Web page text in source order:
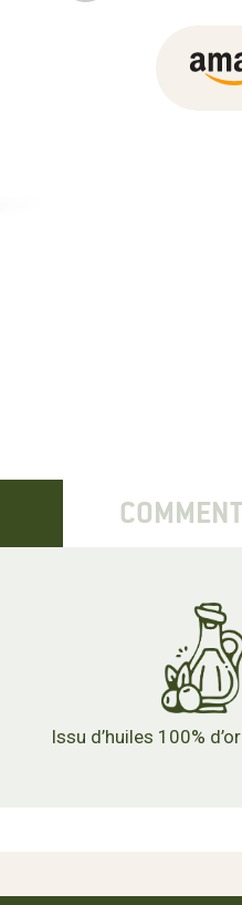
Issu d’huiles 100%